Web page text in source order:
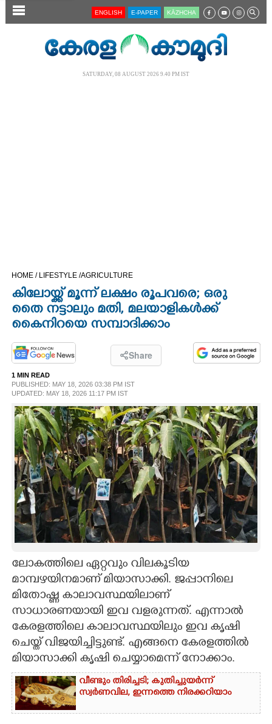
SECTIONS
OPINION
PHOTOS
LIFESTYLE
SPIRITUAL
INFO+
ART
ASTRO
CARTOONS
LITERATURE
CONTACT US
ENGLISH E-PAPER KĀZHCHA
SATURDAY, 08 AUGUST 2026 9.40 PM IST
HOME / LIFESTYLE /AGRICULTURE
കിലോയ്ക്ക് മൂന്ന് ലക്ഷം രൂപവരെ; ഒരു
തെെ നട്ടാലും മതി, മലയാളികൾക്ക്
കെെനിറയെ സമ്പാദിക്കാം
Share
1 MIN READ
PUBLISHED: MAY 18, 2026 03:38 PM IST
UPDATED: MAY 18, 2026 11:17 PM IST
ലോകത്തിലെ ഏറ്റവും വിലകൂടിയ
മാമ്പഴയിനമാണ് മിയാസാക്കി. ജപ്പാനിലെ
മിതോഷ്ണ കാലാവസ്ഥയിലാണ്
സാധാരണയായി ഇവ വളരുന്നത്. എന്നാൽ
കേരളത്തിലെ കാലാവസ്ഥയിലും ഇവ കൃഷി
ചെയ്ത് വിജയിച്ചിട്ടുണ്ട്. എങ്ങനെ കേരളത്തിൽ
മിയാസാക്കി കൃഷി ചെയ്യാമെന്ന് നോക്കാം.
വീണ്ടും തിരിച്ചടി; കുതിച്ചുയർന്ന്
സ്വർണവില, ഇന്നത്തെ നിരക്കറിയാം